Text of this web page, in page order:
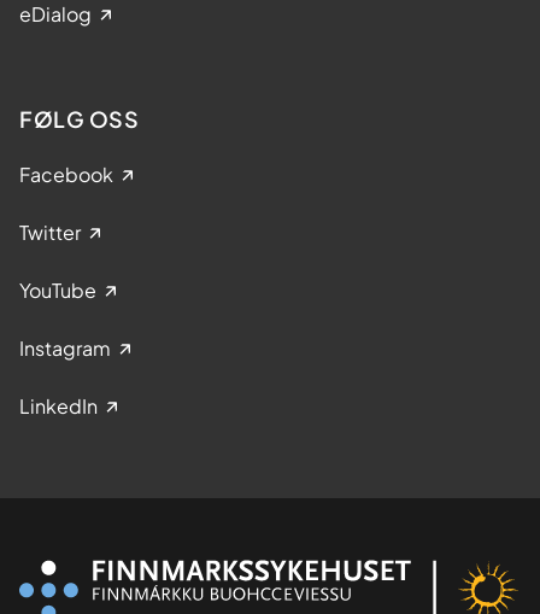
eDialog
FØLG OSS
Facebook
Twitter
YouTube
Instagram
LinkedIn